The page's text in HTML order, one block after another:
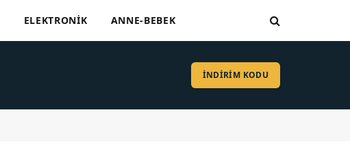
ELEKTRONIK ANNE-BEBEK
İNDİRİM KODU